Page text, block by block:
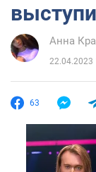
Анна
22.04.2023
63